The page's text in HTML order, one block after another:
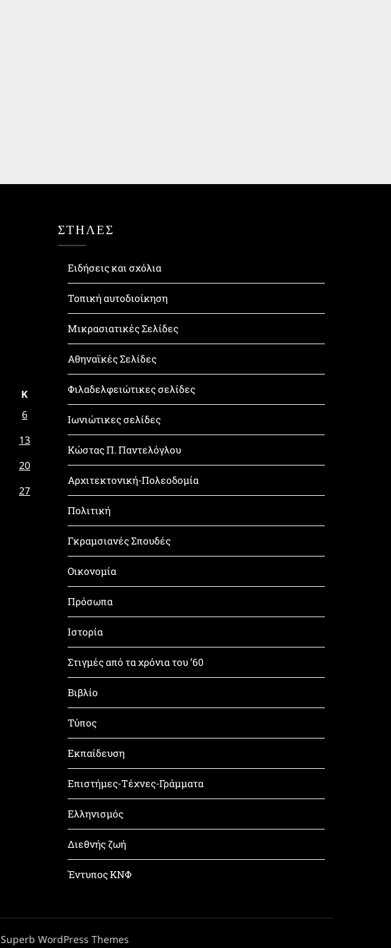
Κ
6
13
20
27
ΣΤΗΛΕΣ
Ειδήσεις και σχόλια
Τοπική αυτοδιοίκηση
Μικρασιατικές Σελίδες
Αθηναϊκές Σελίδες
Φιλαδελφειώτικες σελίδες
Ιωνιώτικες σελίδες
Κώστας Π. Παντελόγλου
Αρχιτεκτονική-Πολεοδομία
Πολιτική
Γκραμσιανές Σπουδές
Οικονομία
Πρόσωπα
Ιστορία
Στιγμές από τα χρόνια του ’60
Βιβλίο
Τύπος
Εκπαίδευση
Επιστήμες-Τέχνες-Γράμματα
Ελληνισμός
Διεθνής ζωή
Έντυπος ΚΝΦ
Superb WordPress Themes